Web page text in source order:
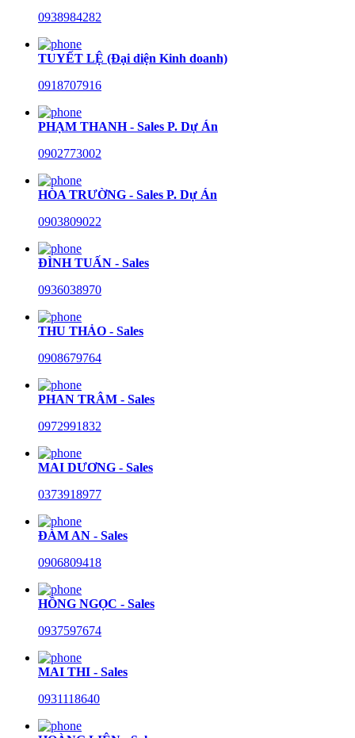
0938984282
TUYẾT LỆ (Đại diện Kinh doanh)
0918707916
PHẠM THANH - Sales P. Dự Án
0902773002
HÒA TRƯỜNG - Sales P. Dự Án
0903809022
ĐÌNH TUẤN - Sales
0936038970
THU THẢO - Sales
0908679764
PHAN TRÂM - Sales
0972991832
MAI DƯƠNG - Sales
0373918977
ĐÀM AN - Sales
0906809418
HỒNG NGỌC - Sales
0937597674
MAI THI - Sales
0931118640